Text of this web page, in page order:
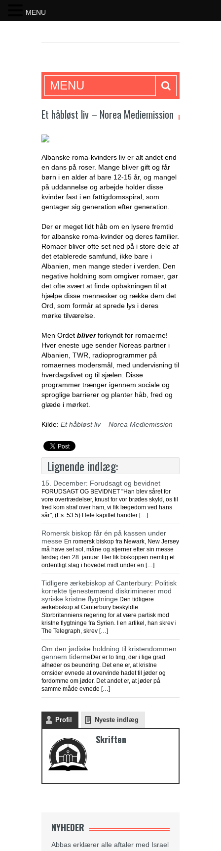
SKRIFTEN
MENU
Et håbløst liv – Norea Mediemission
Albanske roma-kvinders liv er alt andet end
en dans på roser. Mange bliver gift og får
børn i en alder af bare 12-15 år, og mangel
på uddannelse og arbejde holder disse
kvinder fast i en fattigdomsspiral, som
gentager sig generation efter generation.
Der er meget lidt håb om en lysere fremtid
for albanske roma-kvinder og deres familier.
Romaer bliver ofte set ned på i store dele af
det etablerede samfund, ikke bare i
Albanien, men mange steder i verden. Den
negative holdning som omgiver romaer, gør
det ofte svært at finde opbakningen til at
hjælpe disse mennesker og række dem det
Ord, som formår at sprede lys i deres
mørke tilværelse.
Men Ordet bliverforkyndt for romaerne!
Hver eneste uge sender Noreas partner i
Albanien, TWR, radioprogrammer på
romaernes modersmål, med undervisning til
hverdagslivet og til sjælen. Disse
programmer trænger igennem sociale og
sproglige barrierer og planter håb, fred og
glæde i mørket.
Kilde: Et håbløst liv – Norea Mediemission
Lignende indlæg:
15. December: Forudsagt og bevidnet
FORUDSAGT OG BEVIDNET "Han blev såret for
vore overtrædelser, knust for vor brødes skyld, os til
fred kom straf over ham, vi fik lægedom ved hans
sår", (Es. 53:5) Hele kapitlet handler […]
Romersk biskop får én på kassen under
messe En romersk biskop fra Newark, New Jersey
må have set sol, måne og stjerner efter sin messe
lørdag den 28. januar. Her fik biskoppen nemlig et
ordentligt slag i hovedet midt under en […]
Tidligere ærkebiskop af Canterbury: Politisk
korrekte tjenestemænd diskriminerer mod
syriske kristne flygtninge Den tidligere
ærkebiskop af Canterbury beskyldte
Storbritanniens regering for at være partisk mod
kristne flygtninge fra Syrien. I en artikel, han skrev i
The Telegraph, skrev […]
Om den jødiske holdning til kristendommen
gennem tiderne Der er to ting, der i lige grad
afnøder os beundring. Det ene er, at kristne
omsider evnede at overvinde hadet til jøder og
fordomme om jøder. Det andet er, at jøder på
samme måde evnede […]
Profil Nyeste indlæg
Skriften
NYHEDER
Abbas erklærer alle aftaler med Israel
MENU